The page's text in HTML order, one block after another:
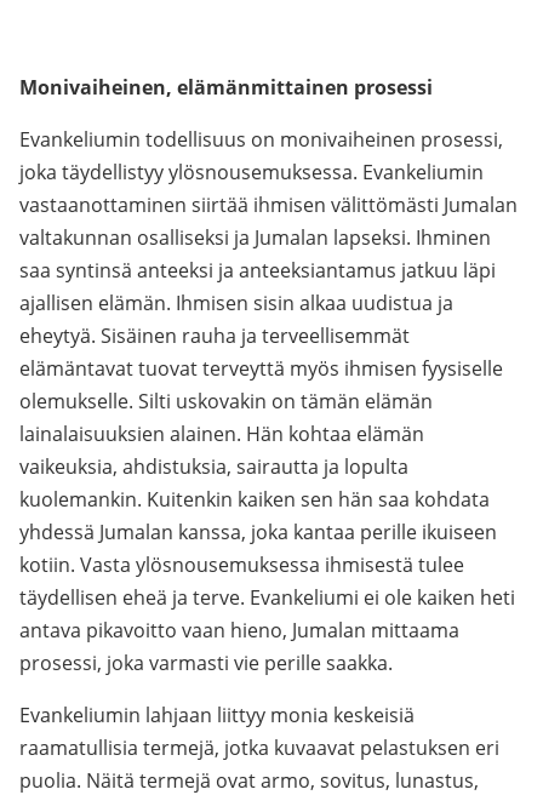
Monivaiheinen, elämänmittainen prosessi
Evankeliumin todellisuus on monivaiheinen prosessi,
joka täydellistyy ylösnousemuksessa. Evankeliumin
vastaanottaminen siirtää ihmisen välittömästi Jumalan
valtakunnan osalliseksi ja Jumalan lapseksi. Ihminen
saa syntinsä anteeksi ja anteeksiantamus jatkuu läpi
ajallisen elämän. Ihmisen sisin alkaa uudistua ja
eheytyä. Sisäinen rauha ja terveellisemmät
elämäntavat tuovat terveyttä myös ihmisen fyysiselle
olemukselle. Silti uskovakin on tämän elämän
lainalaisuuksien alainen. Hän kohtaa elämän
vaikeuksia, ahdistuksia, sairautta ja lopulta
kuolemankin. Kuitenkin kaiken sen hän saa kohdata
yhdessä Jumalan kanssa, joka kantaa perille ikuiseen
kotiin. Vasta ylösnousemuksessa ihmisestä tulee
täydellisen eheä ja terve. Evankeliumi ei ole kaiken heti
antava pikavoitto vaan hieno, Jumalan mittaama
prosessi, joka varmasti vie perille saakka.
Evankeliumin lahjaan liittyy monia keskeisiä
raamatullisia termejä, jotka kuvaavat pelastuksen eri
puolia. Näitä termejä ovat armo, sovitus, lunastus,